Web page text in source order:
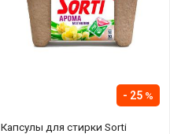
Капсулы для стирки Sorti
25